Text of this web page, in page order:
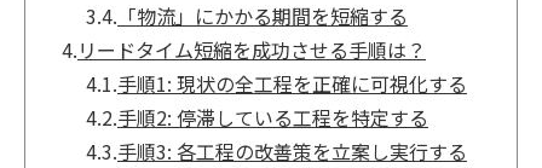
3.4. 「物流」にかかる期間を短縮する
4.リードタイム短縮を成功させる手順は？
4.1.手順1: 現状の全工程を正確に可視化する
4.2.手順2: 停滞している工程を特定する
4.3.手順3: 各工程の改善策を立案し実行する